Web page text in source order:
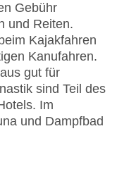
Gebühr
und Reiten.
Kajakfahren
Kanufahren.
gut für
sind Teil des
Im
und Dampfbad